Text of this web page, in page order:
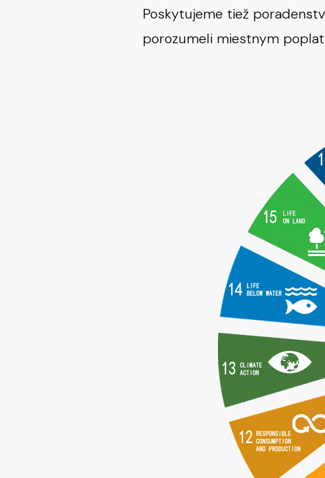
Poskytujeme tiež
porozumeli miestnym